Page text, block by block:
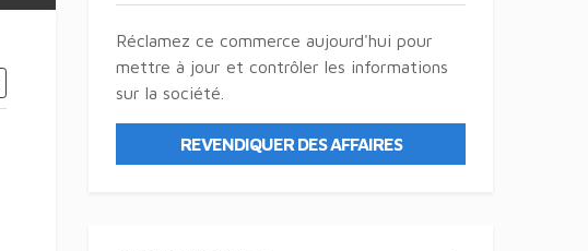
Réclamez ce commerce aujourd'hui pour
mettre à jour et contrôler les informations
sur la société.
REVENDIQUER DES AFFAIRES